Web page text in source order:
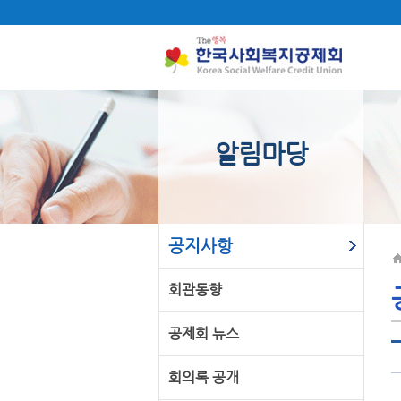
알림마당
공지사항
회관동향
공제회 뉴스
회의록 공개